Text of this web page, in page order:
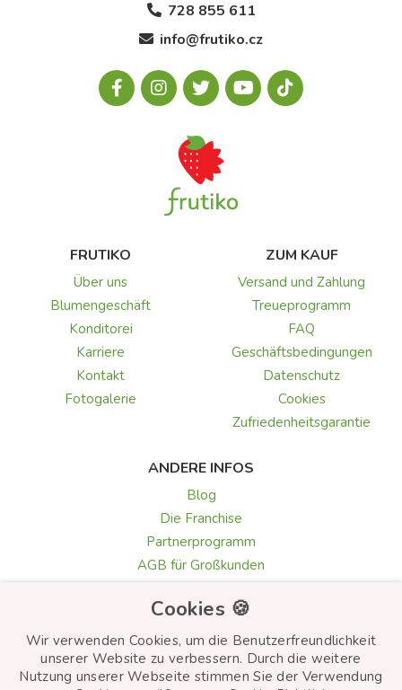
728 855 611
info@frutiko.cz
FRUTIKO
Über uns
Blumengeschäft
Konditorei
Karriere
Kontakt
Fotogalerie
ZUM KAUF
Versand und Zahlung
Treueprogramm
FAQ
Geschäftsbedingungen
Datenschutz
Cookies
Zufriedenheitsgarantie
ANDERE INFOS
Blog
Die Franchise
Partnerprogramm
AGB für Großkunden
Texte für Grußkarten
Auswahl der Blumen
Cookies 🍪
Wir verwenden Cookies, um die Benutzerfreundlichkeit
unserer Website zu verbessern. Durch die weitere
Nutzung unserer Webseite stimmen Sie der Verwendung